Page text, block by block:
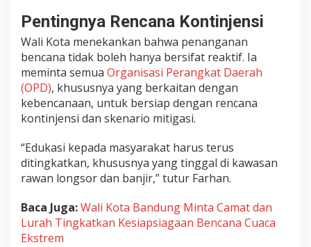
Pentingnya Rencana Kontinjensi
Wali Kota menekankan bahwa penanganan
bencana tidak boleh hanya bersifat reaktif. Ia
meminta semua Organisasi Perangkat Daerah
(OPD), khususnya yang berkaitan dengan
kebencanaan, untuk bersiap dengan rencana
kontinjensi dan skenario mitigasi.
“Edukasi kepada masyarakat harus terus
ditingkatkan, khususnya yang tinggal di kawasan
rawan longsor dan banjir,” tutur Farhan.
Baca Juga:Wali Kota Bandung Minta Camat dan
Lurah Tingkatkan Kesiapsiagaan Bencana Cuaca
Ekstrem